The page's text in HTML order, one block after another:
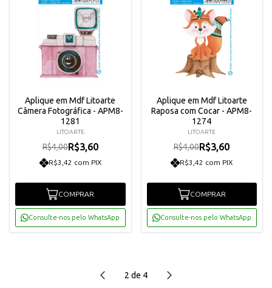
Aplique em Mdf Litoarte
Câmera Fotográfica - APM8-
1281
LITOARTE
R$4,00R$3,60
R$3,42 com PIX
COMPRAR
Consulte-nos pelo WhatsApp
Aplique em Mdf Litoarte
Raposa com Cocar - APM8-
1274
LITOARTE
R$4,00R$3,60
R$3,42 com PIX
COMPRAR
Consulte-nos pelo WhatsApp
2 de 4